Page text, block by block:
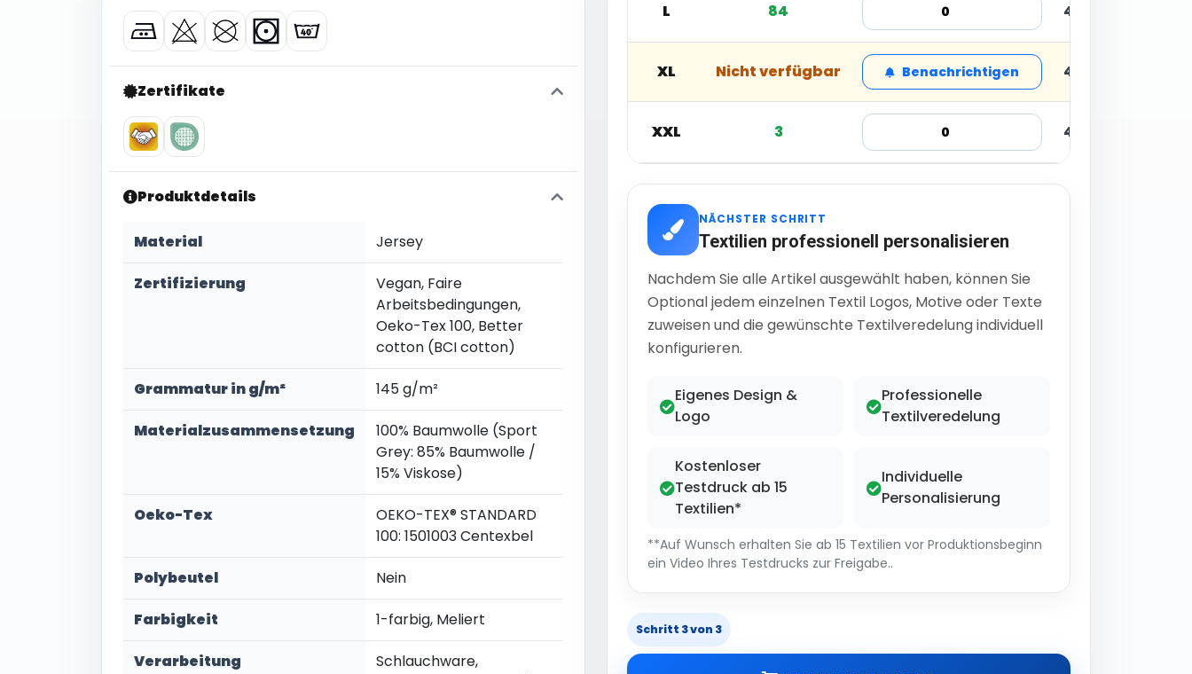
Zertifikate
Produktdetails
Material Jersey
Zertifizierung
Vegan, Faire
Arbeitsbedingungen,
Oeko-Tex 100, Better
cotton (BCI cotton)
Grammatur in g/m² 145 g/m²
Materialzusammensetzung
100% Baumwolle (Sport
Grey: 85% Baumwolle /
15% Viskose)
Oeko-Tex
OEKO-TEX® STANDARD
100: 1501003 Centexbel
Polybeutel Nein
Farbigkeit 1-farbig, Meliert
Verarbeitung
Schlauchware,
L 84 4,34 € inkl.
XL Nicht verfügbar Benachrichtigen 4,34 € inkl.
XXL 3 4,34 € inkl.
NÄCHSTER SCHRITT
Textilien professionell personalisieren
Nachdem Sie alle Artikel ausgewählt haben, können Sie
Optional jedem einzelnen Textil Logos, Motive oder Texte
zuweisen und die gewünschte Textilveredelung individuell
konfigurieren.
Eigenes Design &
Logo
Professionelle
Textilveredelung
Kostenloser
Testdruck ab 15
Textilien*
Individuelle
Personalisierung
**Auf Wunsch erhalten Sie ab 15 Textilien vor Produktionsbeginn
ein Video Ihres Testdrucks zur Freigabe..
Schritt 3 von 3